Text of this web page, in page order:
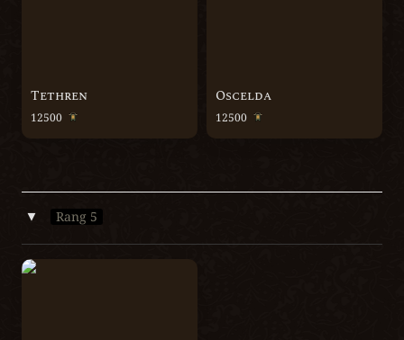
Tethren
12500
Oscelda
12500
‣ Rang 5
Tempête de l’Ode